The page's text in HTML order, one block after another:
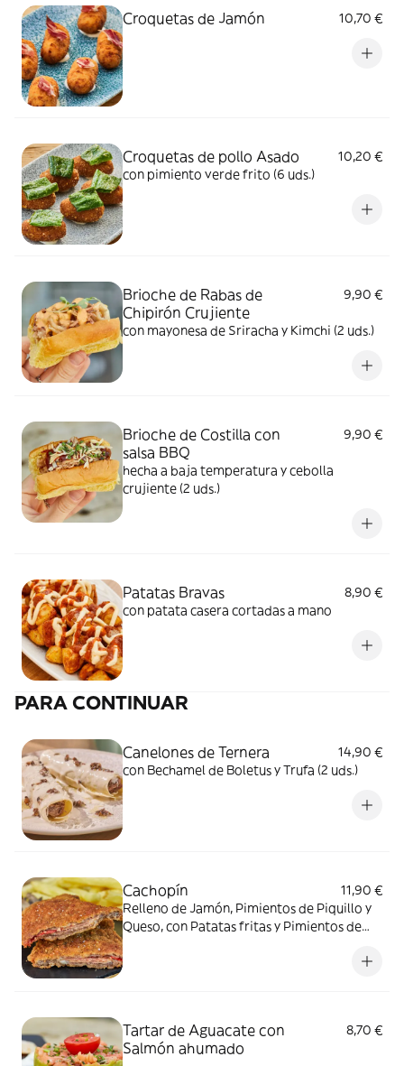
Croquetas de Jamón 10,70 €
Croquetas de pollo Asado
10,20 €
con pimiento verde frito (6 uds.)
Brioche de Rabas de
Chipirón Crujiente
9,90 €
con mayonesa de Sriracha y Kimchi (2 uds.)
Brioche de Costilla con
salsa BBQ
9,90 €
hecha a baja temperatura y cebolla
crujiente (2 uds.)
Patatas Bravas
8,90 €
con patata casera cortadas a mano
PARA CONTINUAR
Canelones de Ternera
14,90 €
con Bechamel de Boletus y Trufa (2 uds.)
Cachopín
11,90 €
Relleno de Jamón, Pimientos de Piquillo y
Queso, con Patatas fritas y Pimientos de
Tartar de Aguacate con
Salmón ahumado
8,70 €